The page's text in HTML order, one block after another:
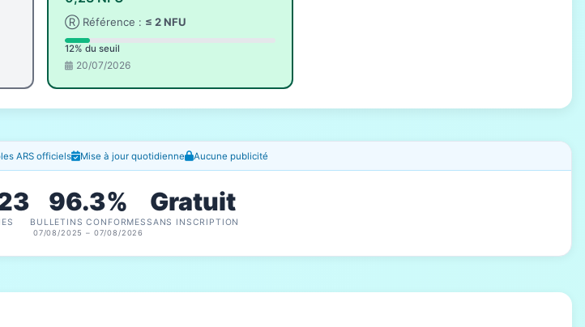
Ⓡ Référence : ≤ 2 NFU
12% du seuil
20/07/2026
ARS officiels Mise à jour quotidienne Aucune publicité
96.3%
BULLETINS CONFORMES
07/08/2025 – 07/08/2026
Gratuit
SANS INSCRIPTION